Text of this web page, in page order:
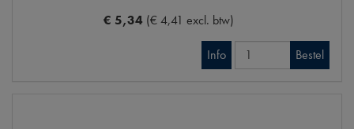
€ 5,34 (€ 4,41 excl. btw)
Info Bestel